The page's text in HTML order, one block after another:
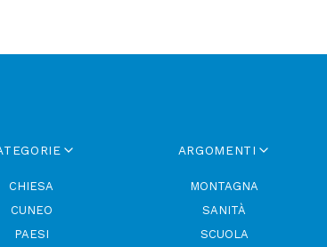
CHIESA
CUNEO
PAESI
ARGOMENTI
MONTAGNA
SANITÀ
SCUOLA